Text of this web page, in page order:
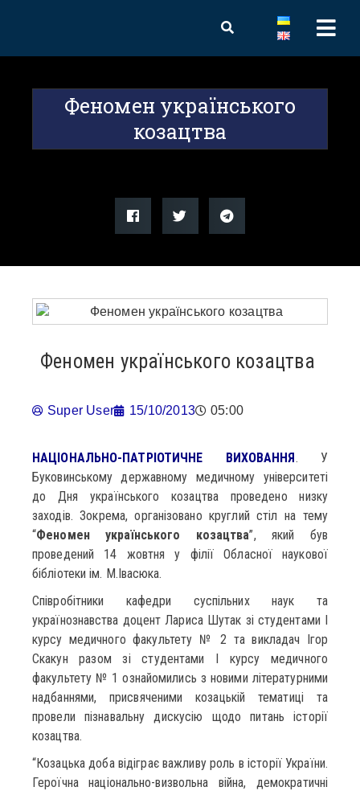
Феномен українського
козацтва
Феномен українського козацтва
Super User 15/10/2013 05:00
НАЦІОНАЛЬНО-ПАТРІОТИЧНЕ ВИХОВАННЯ. У
Буковинському державному медичному університеті
до Дня українського козацтва проведено низку
заходів. Зокрема, організовано круглий стіл на тему
“Феномен українського козацтва”, який був
проведений 14 жовтня у філії Обласної наукової
бібліотеки ім. М.Івасюка.
Співробітники кафедри суспільних наук та
українознавства доцент Лариса Шутак зі студентами І
курсу медичного факультету № 2 та викладач Ігор
Скакун разом зі студентами І курсу медичного
факультету № 1 ознайомились з новими літературними
надбаннями, присвяченими козацькій тематиці та
провели пізнавальну дискусію щодо питань історії
козацтва.
“Козацька доба відіграє важливу роль в історії України.
Героїчна національно-визвольна війна, демократичні